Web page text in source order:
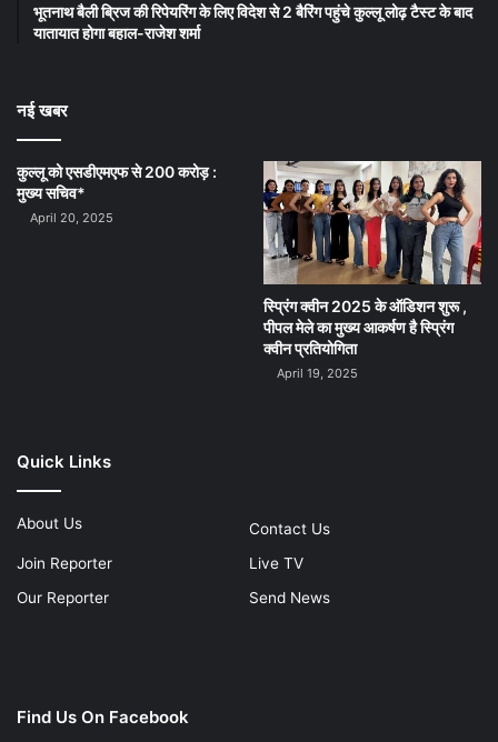
भूतनाथ बैली ब्रिज की रिपेयरिंग के लिए विदेश से 2 बैरिंग पहुंचे कुल्लू लोढ़ टैस्ट के बाद
यातायात होगा बहाल-राजेश शर्मा
नई खबर
कुल्लू को एसडीएमएफ से 200 करोड़ :
मुख्य सचिव*
April 20, 2025
स्प्रिंग क्वीन 2025 के ऑडिशन शुरू ,
पीपल मेले का मुख्य आकर्षण है स्प्रिंग
क्वीन प्रतियोगिता
April 19, 2025
Quick Links
About Us
Contact Us
Join Reporter
Live TV
Our Reporter
Send News
Find Us On Facebook